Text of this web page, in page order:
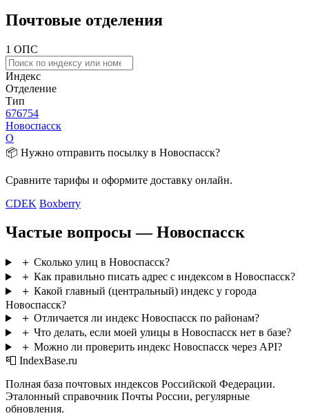
Почтовые отделения
1 ОПС
Индекс
Отделение
Тип
676754
Новоспасск
О
📦 Нужно отправить посылку в Новоспасск?
Сравните тарифы и оформите доставку онлайн.
CDEK Boxberry
Частые вопросы — Новоспасск
＋ Сколько улиц в Новоспасск?
＋ Как правильно писать адрес с индексом в Новоспасск?
＋ Какой главный (центральный) индекс у города
Новоспасск?
＋ Отличается ли индекс Новоспасск по районам?
＋ Что делать, если моей улицы в Новоспасск нет в базе?
＋ Можно ли проверить индекс Новоспасск через API?
📮 IndexBase.ru
Полная база почтовых индексов Российской Федерации.
Эталонный справочник Почты России, регулярные
обновления.